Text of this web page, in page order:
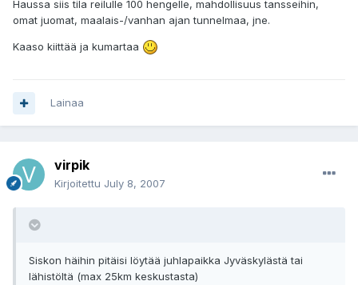
Haussa siis tila reilulle 100 hengelle, mahdollisuus tansseihin,
omat juomat, maalais-/vanhan ajan tunnelmaa, jne.
Kaaso kiittää ja kumartaa
Lainaa
virpik
Kirjoitettu July 8, 2007
Siskon häihin pitäisi löytää juhlapaikka Jyväskylästä tai
lähistöltä (max 25km keskustasta)